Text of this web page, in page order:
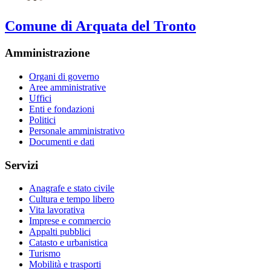
Comune di Arquata del Tronto
Amministrazione
Organi di governo
Aree amministrative
Uffici
Enti e fondazioni
Politici
Personale amministrativo
Documenti e dati
Servizi
Anagrafe e stato civile
Cultura e tempo libero
Vita lavorativa
Imprese e commercio
Appalti pubblici
Catasto e urbanistica
Turismo
Mobilità e trasporti